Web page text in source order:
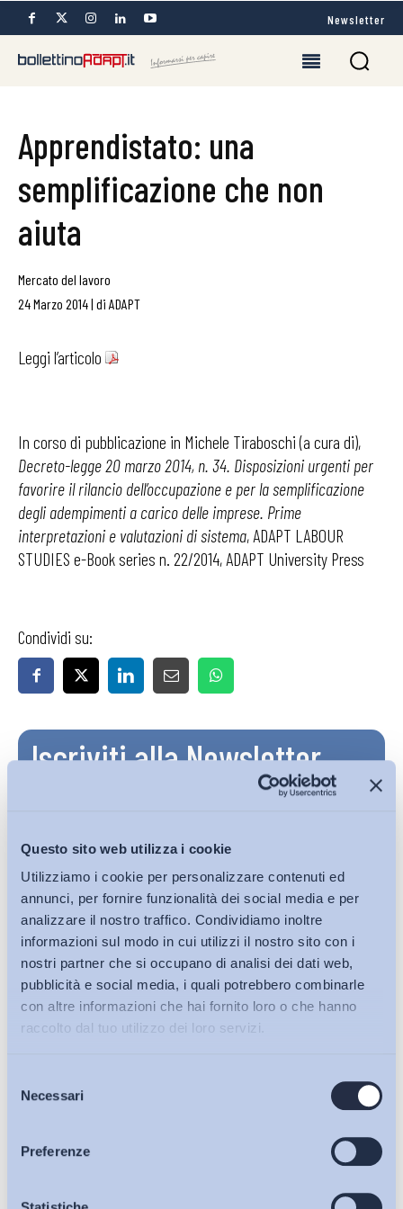
Questo sito web utilizza i cookie
Utilizziamo i cookie per personalizzare contenuti ed
annunci, per fornire funzionalità dei social media e per
analizzare il nostro traffico. Condividiamo inoltre
informazioni sul modo in cui utilizzi il nostro sito con i
nostri partner che si occupano di analisi dei dati web,
pubblicità e social media, i quali potrebbero combinarle
con altre informazioni che hai fornito loro o che hanno
raccolto dal tuo utilizzo dei loro servizi.
delNecessari
Preferenze
Bollettini ADAPT
Articoli
Newsletter
Apprendistato: una
semplificazione che non
aiuta
Mercato del lavoro
24 Marzo 2014| di ADAPT
Leggi l’articolo
In corso di pubblicazione in Michele Tiraboschi (a cura di),
Decreto-legge 20 marzo 2014, n. 34. Disposizioni urgenti per
favorire il rilancio dell’occupazione e per la semplificazione
degli adempimenti a carico delle imprese. Prime
interpretazioni e valutazioni di sistema, ADAPT LABOUR
STUDIES e-Book series n. 22/2014, ADAPT University Press
Condividi su:
Iscriviti alla Newsletter